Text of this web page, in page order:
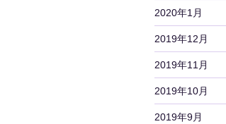
2020年1月
2019年12月
2019年11月
2019年10月
2019年9月